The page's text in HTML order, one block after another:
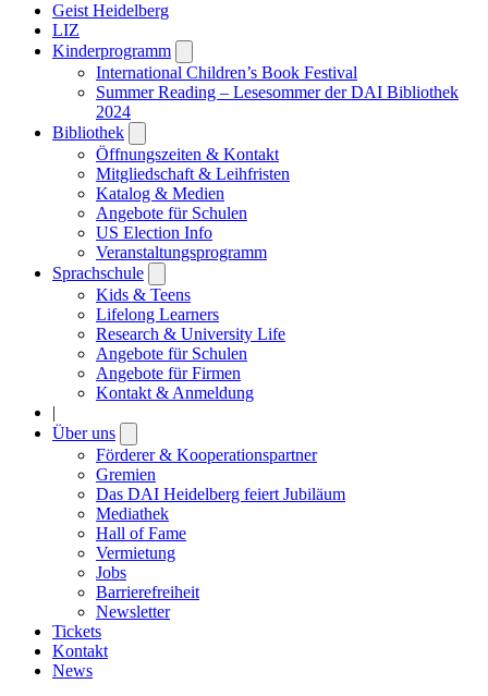
Geist Heidelberg
LIZ
Kinderprogramm
submenu
International Children’s Book Festival
Summer Reading – Lesesommer der DAI Bibliothek
2024
Bibliothek
submenu
Öffnungszeiten & Kontakt
Mitgliedschaft & Leihfristen
Katalog & Medien
Angebote für Schulen
US Election Info
Veranstaltungsprogramm
Sprachschule
submenu
Kids & Teens
Lifelong Learners
Research & University Life
Angebote für Schulen
Angebote für Firmen
Kontakt & Anmeldung
|
Über uns
submenu
Förderer & Kooperationspartner
Gremien
Das DAI Heidelberg feiert Jubiläum
Mediathek
Hall of Fame
Vermietung
Jobs
Barrierefreiheit
Newsletter
Tickets
Kontakt
News